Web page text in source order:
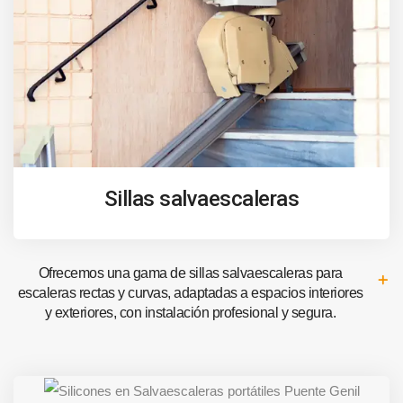
Sillas salvaescaleras
Ofrecemos una gama de sillas salvaescaleras para
escaleras rectas y curvas, adaptadas a espacios interiores
y exteriores, con instalación profesional y segura.